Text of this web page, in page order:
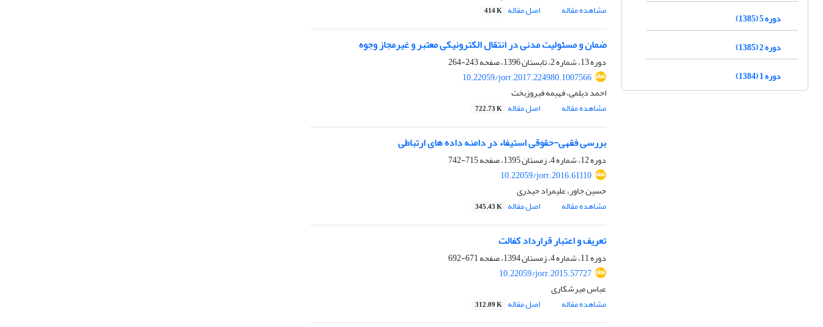
مشاهده مقاله
اصل مقاله 414 K
ضمان و مسئولیت مدنی در انتقال الکترونیکی معتبر و غیرمجاز وجوه
دوره 13، شماره 2، تابستان 1396، صفحه
243-264
10.22059/jorr.2017.224980.1007566
احمد دیلمی، فهیمه فیروزبخت
مشاهده مقاله
اصل مقاله 722.73 K
بررسی فقهی-حقوقی استیفاء در دامنه داده های ارتباطی
دوره 12، شماره 4، زمستان 1395، صفحه
715-742
10.22059/jorr.2016.61110
حسین جاور، علیمراد حیدری
مشاهده مقاله
اصل مقاله 345.43 K
تعریف و اعتبار قرارداد کفالت
دوره 11، شماره 4، زمستان 1394، صفحه
671-692
10.22059/jorr.2015.57727
عباس میرشکاری
مشاهده مقاله
اصل مقاله 312.09 K
دوره 5 (1385)
دوره 2 (1385)
دوره 1 (1384)